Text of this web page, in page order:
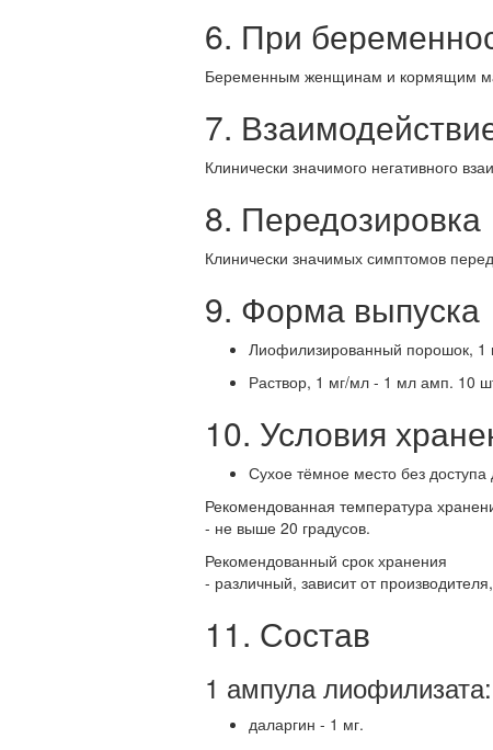
6. При
Беременным женщинам и кормящим
7.
Клинически значимого негативного
8. Передозировка
Клинически значимых симптомов
9. Форма выпуска
Лиофилизированный порошок, 1
Раствор, 1 мг/мл - 1 мл амп. 10
10. Условия
Сухое тёмное место без доступа
Рекомендованная температура
- не выше 20 градусов.
Рекомендованный срок хранения
- различный, зависит от
11. Состав
1 ампула лиофилизата:
даларгин - 1 мг.